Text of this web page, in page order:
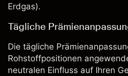
Erdgas).
Tägliche
Die tägliche
Rohstoffpositionen
neutralen Einfluss auf Ihren